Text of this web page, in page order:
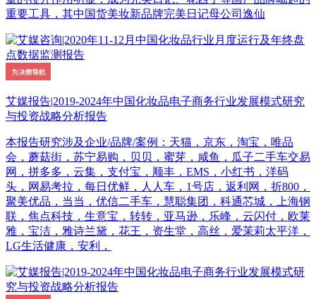
重要工具，其中国货美妆新品牌完美日记母公司逸仙
艾媒报告|2019-2024年中国化妆品电子商务行业发展模式研究
与投资战略分析报告
本报告研究涉及企业/品牌/案例：天猫，京东，淘宝，唯品
会，蘑菇街，苏宁易购，贝贝，蜜芽，咸鱼，瓜子二手车交易
网，拼多多，云集，支付宝，顺丰，EMS，小红书，洋码
头，网易考拉，每日优鲜，人人车，1号店，返利网，折800，
聚美优品，当当，优信二手车，慧聪集团，科通芯城，上海钢
联，焦点科技，生意宝，转转，亚马逊，乐峰，云闪付，欧莱
雅，宝洁，雅诗兰黛，花王，资生堂，高丝，爱茉莉太平洋，
LG生活健康，安利，